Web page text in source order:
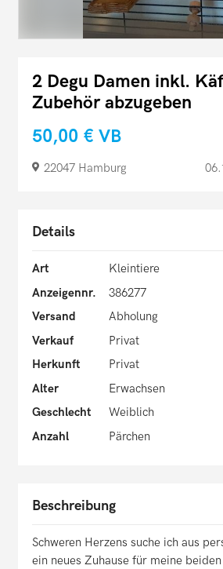
2 Degu Damen inkl.
Zubehör abzugeben
50,00 € VB
22047 Hamburg
Details
Art
Kleintiere
Anzeigennr.
386277
Versand
Abholung
Verkauf
Privat
Herkunft
Privat
Alter
Erwachsen
Geschlecht
Weiblich
Anzahl
Pärchen
Beschreibung
Schweren Herzens suche ich aus
ein neues Zuhause für meine